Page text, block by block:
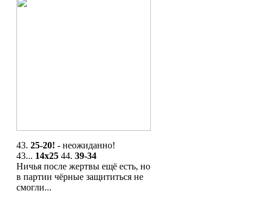
43. 25-20! - неожиданно!
43... 14x25 44. 39-34
Ничья после жертвы ещё есть, но
в партии чёрные защититься не
смогли...